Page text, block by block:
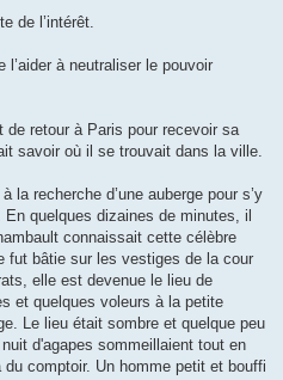
de l’intérêt.
l’aider à neutraliser le pouvoir
de retour à Paris pour recevoir sa
savoir où il se trouvait dans la ville.
la recherche d’une auberge pour s’y
quelques dizaines de minutes, il
connaissait cette célèbre
fut bâtie sur les vestiges de la cour
elle est devenue le lieu de
et quelques voleurs à la petite
Le lieu était sombre et quelque peu
d'agapes sommeillaient tout en
comptoir. Un homme petit et bouffi